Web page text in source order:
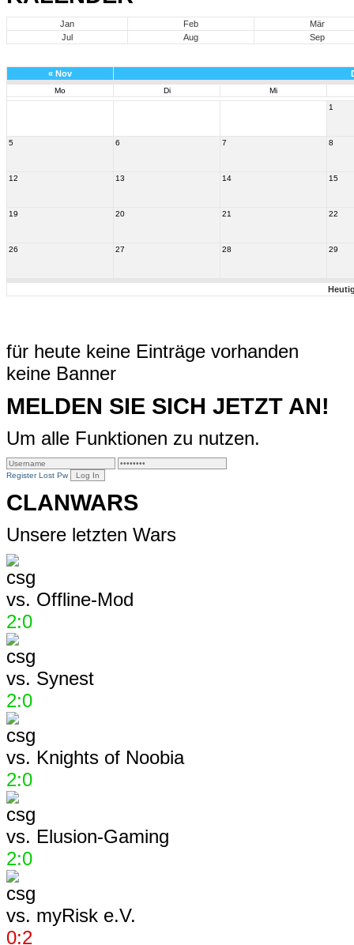
Jan Feb
Mär
Jul
Aug Sep
« Nov
Mo Di
Mi
1
5 6 7 8
12 13 14 15
19 20 21 22
26 27 28 29
für heute keine Einträge vorhanden
keine Banner
MELDEN SIE SICH JETZT AN!
Um alle Funktionen zu nutzen.
Register Lost Pw
CLANWARS
Unsere letzten Wars
vs. Offline-Mod
2:0
vs. Synest
2:0
vs. Knights of Noobia
2:0
vs. Elusion-Gaming
2:0
vs. myRisk e.V.
0:2